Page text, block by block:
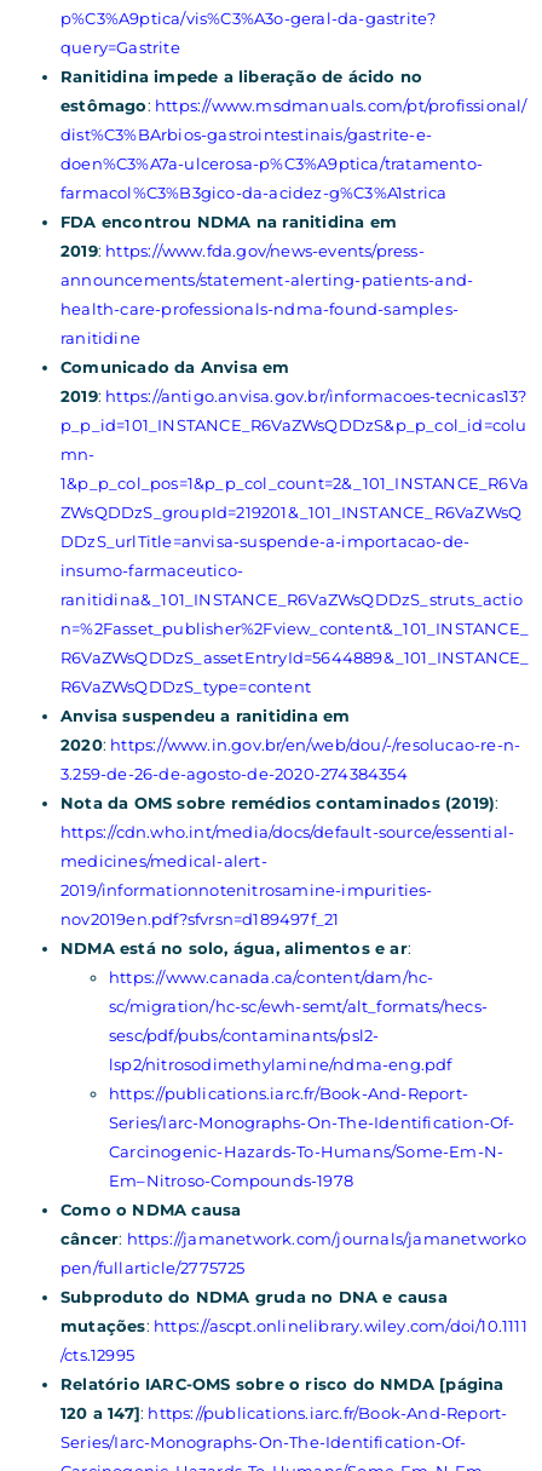
p%C3%A9ptica/vis%C3%A3o-geral-da-gastrite?
query=Gastrite
Ranitidina impede a liberação de ácido no
estômago: https://www.msdmanuals.com/pt/profissional/
dist%C3%BArbios-gastrointestinais/gastrite-e-
doen%C3%A7a-ulcerosa-p%C3%A9ptica/tratamento-
farmacol%C3%B3gico-da-acidez-g%C3%A1strica
FDA encontrou NDMA na ranitidina em
2019: https://www.fda.gov/news-events/press-
announcements/statement-alerting-patients-and-
health-care-professionals-ndma-found-samples-
ranitidine
Comunicado da Anvisa em
2019: https://antigo.anvisa.gov.br/informacoes-tecnicas13?
p_p_id=101_INSTANCE_R6VaZWsQDDzS&p_p_col_id=colu
mn-
1&p_p_col_pos=1&p_p_col_count=2&_101_INSTANCE_R6Va
ZWsQDDzS_groupId=219201&_101_INSTANCE_R6VaZWsQ
DDzS_urlTitle=anvisa-suspende-a-importacao-de-
insumo-farmaceutico-
ranitidina&_101_INSTANCE_R6VaZWsQDDzS_struts_actio
n=%2Fasset_publisher%2Fview_content&_101_INSTANCE_
R6VaZWsQDDzS_assetEntryId=5644889&_101_INSTANCE_
R6VaZWsQDDzS_type=content
Anvisa suspendeu a ranitidina em
2020: https://www.in.gov.br/en/web/dou/-/resolucao-re-n-
3.259-de-26-de-agosto-de-2020-274384354
Nota da OMS sobre remédios contaminados (2019):
https://cdn.who.int/media/docs/default-source/essential-
medicines/medical-alert-
2019/informationnotenitrosamine-impurities-
nov2019en.pdf?sfvrsn=d189497f_21
NDMA está no solo, água, alimentos e ar:
https://www.canada.ca/content/dam/hc-
sc/migration/hc-sc/ewh-semt/alt_formats/hecs-
sesc/pdf/pubs/contaminants/psl2-
lsp2/nitrosodimethylamine/ndma-eng.pdf
https://publications.iarc.fr/Book-And-Report-
Series/Iarc-Monographs-On-The-Identification-Of-
Carcinogenic-Hazards-To-Humans/Some-Em-N-
Em–Nitroso-Compounds-1978
Como o NDMA causa
câncer: https://jamanetwork.com/journals/jamanetworko
pen/fullarticle/2775725
Subproduto do NDMA gruda no DNA e causa
mutações: https://ascpt.onlinelibrary.wiley.com/doi/10.1111
/cts.12995
Relatório IARC-OMS sobre o risco do NMDA [página
120 a 147]: https://publications.iarc.fr/Book-And-Report-
Series/Iarc-Monographs-On-The-Identification-Of-